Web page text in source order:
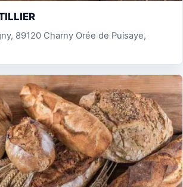
89120 Charny Orée de Puisaye,